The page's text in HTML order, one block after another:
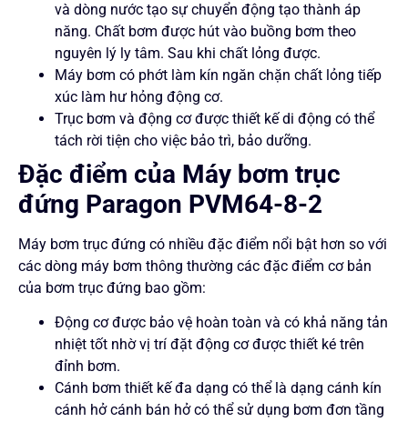
và dòng nước tạo sự chuyển động tạo thành áp
năng. Chất bơm được hút vào buồng bơm theo
nguyên lý ly tâm. Sau khi chất lỏng được.
Máy bơm có phớt làm kín ngăn chặn chất lỏng tiếp
xúc làm hư hỏng động cơ.
Trục bơm và động cơ được thiết kế di động có thể
tách rời tiện cho việc bảo trì, bảo dưỡng.
Đặc điểm của Máy bơm trục
đứng Paragon PVM64-8-2
Máy bơm trục đứng có nhiều đặc điểm nổi bật hơn so với
các dòng máy bơm thông thường các đặc điểm cơ bản
của bơm trục đứng bao gồm:
Động cơ được bảo vệ hoàn toàn và có khả năng tản
nhiệt tốt nhờ vị trí đặt động cơ được thiết ké trên
đỉnh bơm.
Cánh bơm thiết kế đa dạng có thể là dạng cánh kín
cánh hở cánh bán hở có thể sử dụng bơm đơn tầng